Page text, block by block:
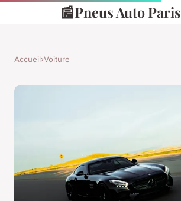
📰Pneus Auto Paris
Accueil›Voiture